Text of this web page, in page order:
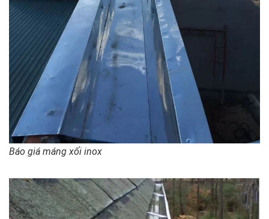
Báo giá máng xối inox